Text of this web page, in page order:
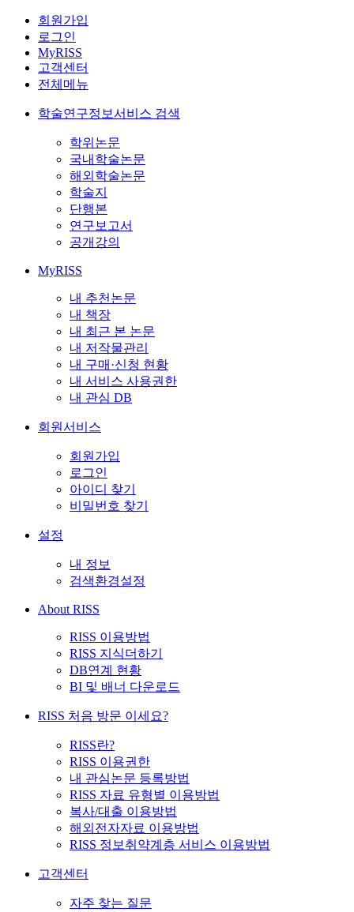
회원가입
로그인
MyRISS
고객센터
전체메뉴
학술연구정보서비스 검색
학위논문
국내학술논문
해외학술논문
학술지
단행본
연구보고서
공개강의
MyRISS
내 추천논문
내 책장
내 최근 본 논문
내 저작물관리
내 구매·신청 현황
내 서비스 사용권한
내 관심 DB
회원서비스
회원가입
로그인
아이디 찾기
비밀번호 찾기
설정
내 정보
검색환경설정
About RISS
RISS 이용방법
RISS 지식더하기
DB연계 현황
BI 및 배너 다운로드
RISS 처음 방문 이세요?
RISS란?
RISS 이용권한
내 관심논문 등록방법
RISS 자료 유형별 이용방법
복사/대출 이용방법
해외전자자료 이용방법
RISS 정보취약계층 서비스 이용방법
고객센터
자주 찾는 질문